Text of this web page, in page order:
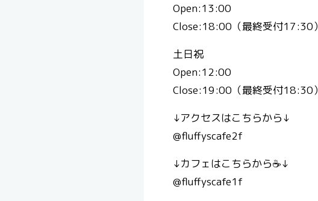
Open:13:00
Close:18:00（最終受付17:30）
土日祝
Open:12:00
Close:19:00（最終受付18:30）
↓アクセスはこちらから↓
@fluffyscafe2f
↓カフェはこちらから☕️↓
@fluffyscafe1f